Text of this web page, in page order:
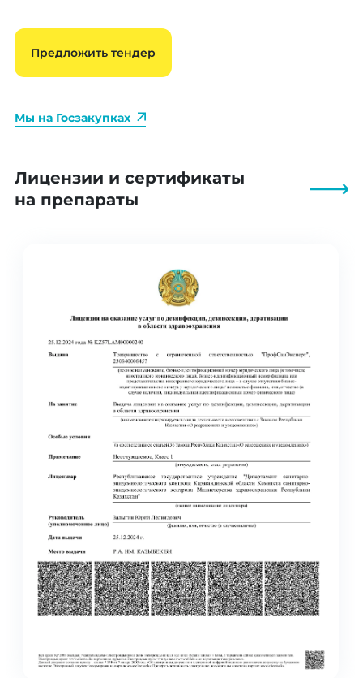
контракт на 18 540 000 ₸
контракт на 3 334 374 ₸
контракт на 1 410 048 ₸
АО "Алтын Алмас" ГОК Аксу
контракт на 3 208 152 ₸
АО "Алтын Алмас" Пустынное
контракт на 6 095 555 ₸
АО "Алтын Алмас" ГОК Акбакай
контракт на 5 972 098 ₸
ТОО "Казахалтын Technology"
контракт на 200 000 ₸
контракт на 200 000 ₸
Предложить тендер
Мы на Госзакупках
Лицензии и сертификаты
на препараты